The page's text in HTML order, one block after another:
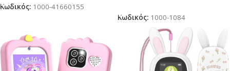
Κωδικός: 1000-41660155
Κωδικός: 1000-1084